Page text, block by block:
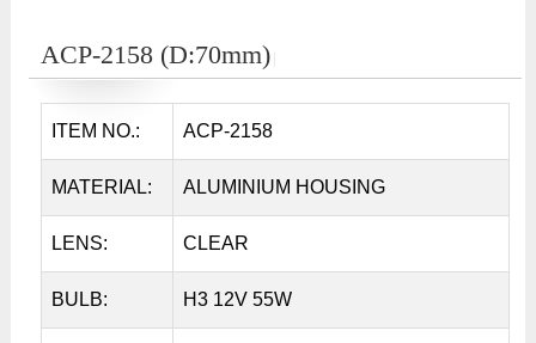
ACP-2158 (D:70mm)│
ITEM NO.: ACP-2158
MATERIAL: ALUMINIUM HOUSING
LENS: CLEAR
BULB: H3 12V 55W